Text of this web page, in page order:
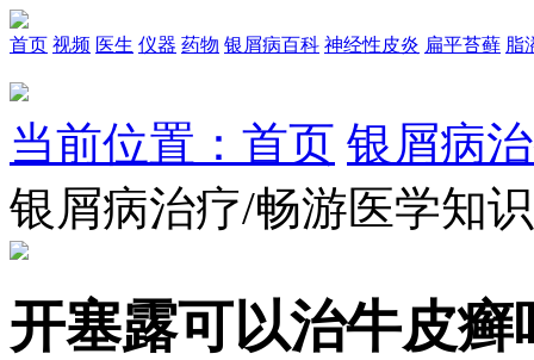
首页 视频 医生 仪器 药物 银屑病百科 神经性皮炎 扁平苔藓 脂
当前位置：首页 银屑病
银屑病治疗/畅游医学知
开塞露可以治牛皮癣